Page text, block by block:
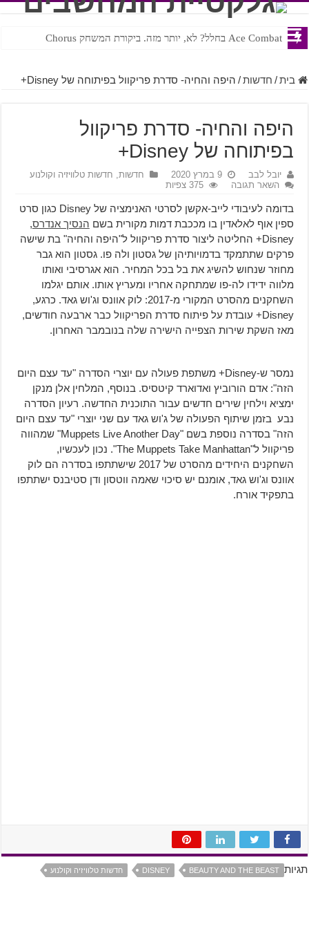
Ace Combat בחלל? לא, יותר מזה. ביקורת המשחק Chorus
Steven Universe והשירים שתורגמו בצורה נוראית לעברית
בית / חדשות / היפה והחיה- סדרת פריקוול בפיתוחה של Disney+
היפה והחיה- סדרת פריקוול
בפיתוחה של Disney+
יובל לבב 9 במרץ 2020 חדשות, חדשות טלוויזיה וקולנוע
השאר תגובה
375 צפיות
בדומה לעיבודי לייב-אקשן לסרטי האנימציה של Disney כגון סרט
ספין אוף לאלאדין בו מככבת דמות מקורית בשם הנסיך אנדרס,
Disney+ החליטה ליצור סדרת פריקוול ל"היפה והחיה" בת שישה
פרקים שתתמקד בדמויותיהן של גסטון ולה פו. גסטון הוא גבר
מחוזר שנחוש להשיג את בל בכל המחיר. הוא אגרסיבי ואותו
מלווה ידידו לה-פו שמתחקה אחריו ומעריץ אותו. אותם יגלמו
השחקנים מהסרט המקורי מ-2017: לוק אוונס וג'וש גאד. כרגע,
Disney+ עובדת על פיתוח סדרת הפריקוול כבר ארבעה חודשים,
מאז השקת שירות הצפייה הישירה שלה בנובמבר האחרון.
נמסר ש-Disney+ משתפת פעולה עם יוצרי הסדרה "עד עצם היום
הזה": אדם הורוביץ ואדוארד קיטסיס. בנוסף, המלחין אלן מנקן
ימציא וילחין שירים חדשים עבור התוכנית החדשה. רעיון הסדרה
נבע בזמן שיתוף הפעולה של ג'וש גאד עם שני יוצרי "עד עצם היום
הזה" בסדרה נוספת בשם "Muppets Live Another Day" שמהווה
פריקוול ל"The Muppets Take Manhattan". נכון לעכשיו,
השחקנים היחידים מהסרט של 2017 שישתתפו בסדרה הם לוק
אוונס וג'וש גאד, אומנם יש סיכוי שאמה ווטסון ודן סטיבנס ישתתפו
בתפקיד אורח.
תגיות BEAUTY AND THE BEAST
DISNEY חדשות טלוויזיה וקולנוע